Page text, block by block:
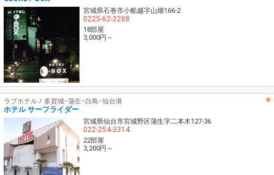
宮城県石巻市小船越字山畑166-2
0225-62-2288
18部屋
3,000円～
ラブホテル / 多賀城･蒲生･白鳥･仙台港
ホテル サーフライダー
宮城県仙台市宮城野区蒲生字二本木127-36
022-254-3314
22部屋
3,200円～